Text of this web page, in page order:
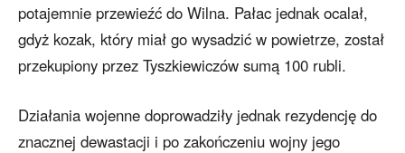
potajemnie przewieźć do Wilna. Pałac jednak ocalał,
gdyż kozak, który miał go wysadzić w powietrze, został
przekupiony przez Tyszkiewiczów sumą 100 rubli.
Działania wojenne doprowadziły jednak rezydencję do
znacznej dewastacji i po zakończeniu wojny jego